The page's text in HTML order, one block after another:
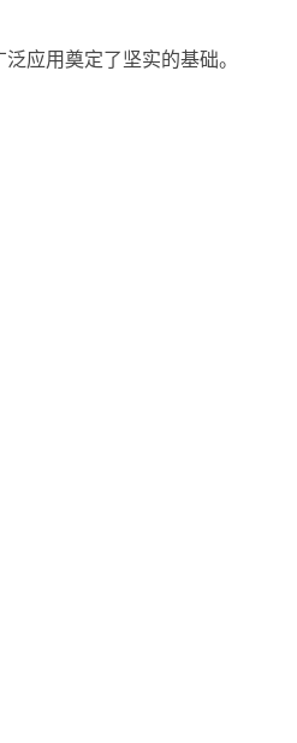
应用奠定了坚实的基础。